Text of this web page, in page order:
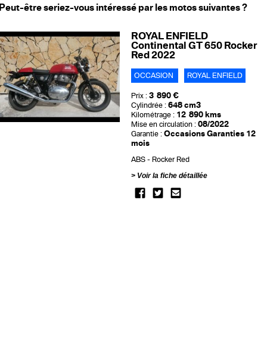
Peut-être seriez-vous intéressé par les motos suivantes ?
ROYAL ENFIELD
Continental GT 650 Rocker
Red 2022
OCCASION ROYAL ENFIELD
Prix : 3 890 €
Cylindrée : 648 cm3
Kilométrage : 12 890 kms
Mise en circulation : 08/2022
Garantie : Occasions Garanties 12
mois
ABS
Rocker Red
Voir la fiche détaillée